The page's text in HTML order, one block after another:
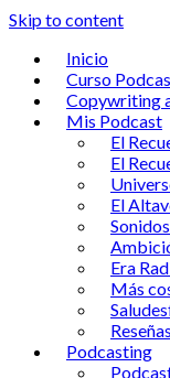
Skip to content
Inicio
Curso
Copywriting
Mis Podcast
El
El
El
Era
Más
Podcasting